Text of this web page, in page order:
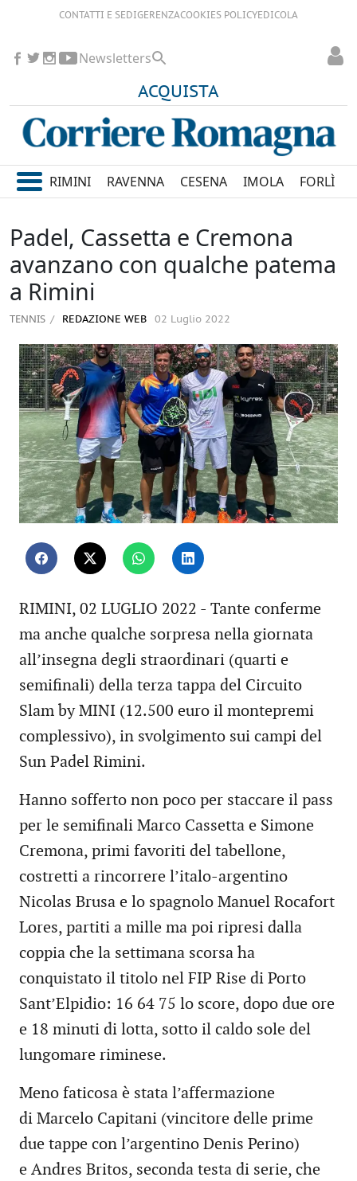
CONTATTI E SEDIGERENZACOOKIES POLICYEDICOLA
ACQUISTA
Newsletters
RIMINI RAVENNA CESENA IMOLA FORLÌ
Padel, Cassetta e Cremona
avanzano con qualche patema
a Rimini
TENNIS REDAZIONE WEB 02 Luglio 2022
RIMINI, 02 LUGLIO 2022 - Tante conferme
ma anche qualche sorpresa nella giornata
all’insegna degli straordinari (quarti e
semifinali) della terza tappa del Circuito
Slam by MINI (12.500 euro il montepremi
complessivo), in svolgimento sui campi del
Sun Padel Rimini.
Hanno sofferto non poco per staccare il pass
per le semifinali Marco Cassetta e Simone
Cremona, primi favoriti del tabellone,
costretti a rincorrere l’italo-argentino
Nicolas Brusa e lo spagnolo Manuel Rocafort
Lores, partiti a mille ma poi ripresi dalla
coppia che la settimana scorsa ha
conquistato il titolo nel FIP Rise di Porto
Sant’Elpidio: 16 64 75 lo score, dopo due ore
e 18 minuti di lotta, sotto il caldo sole del
lungomare riminese.
Meno faticosa è stata l’affermazione
di Marcelo Capitani (vincitore delle prime
due tappe con l’argentino Denis Perino)
e Andres Britos, seconda testa di serie, che